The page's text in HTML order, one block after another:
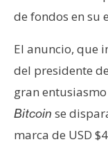
de fondos en su
El anuncio, que
del presidente
gran
Bitcoin se
marca de USD